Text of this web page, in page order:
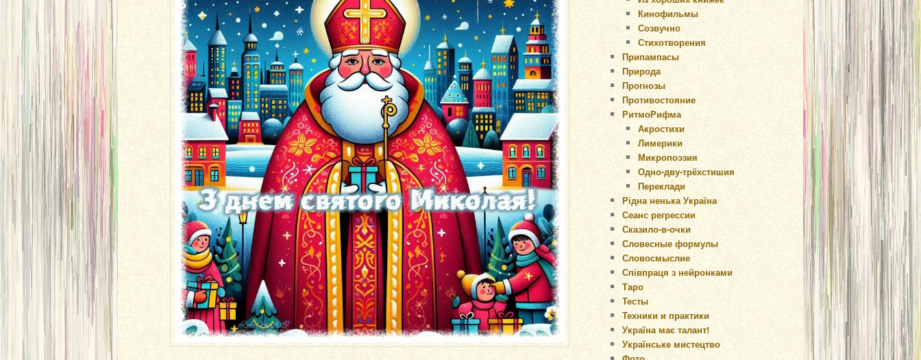
Кинофильмы
Созвучно
Стихотворения
Припампасы
Природа
Прогнозы
Противостояние
РитмоРифма
Акростихи
Лимерики
Микропоэзия
Одно-дву-трёхстишия
Переклади
Рідна ненька Україна
Сеанс регрессии
Сказило-в-очки
Словесные формулы
Словосмыслие
Співпраця з нейронками
Таро
Тесты
Техники и практики
Україна має талант!
Українське мистецтво